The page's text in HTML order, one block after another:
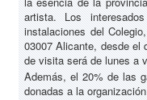
artista. Los
instalaciones del
03007 Alicante, desde el
de visita será de lunes a
Además, el 20% de las
donadas a la